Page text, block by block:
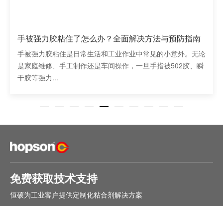
手被强力胶粘住了怎么办？全面解决方法与预防指南
手被强力胶粘住是日常生活和工业作业中常见的小意外。无论
是家庭维修、手工制作还是车间操作，一旦手指被502胶、瞬
干胶等强力...
免费获取技术支持
恒硕为工业客户提供定制化粘合剂解决方案